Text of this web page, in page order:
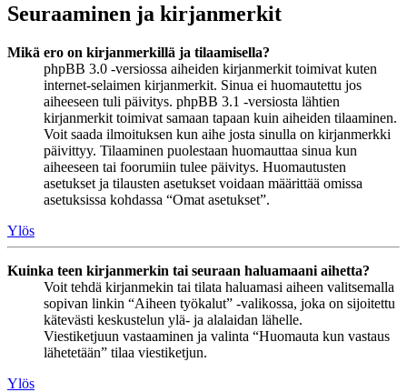
Seuraaminen ja kirjanmerkit
Mikä ero on kirjanmerkillä ja tilaamisella?
phpBB 3.0 -versiossa aiheiden kirjanmerkit toimivat kuten
internet-selaimen kirjanmerkit. Sinua ei huomautettu jos
aiheeseen tuli päivitys. phpBB 3.1 -versiosta lähtien
kirjanmerkit toimivat samaan tapaan kuin aiheiden tilaaminen.
Voit saada ilmoituksen kun aihe josta sinulla on kirjanmerkki
päivittyy. Tilaaminen puolestaan huomauttaa sinua kun
aiheeseen tai foorumiin tulee päivitys. Huomautusten
asetukset ja tilausten asetukset voidaan määrittää omissa
asetuksissa kohdassa “Omat asetukset”.
Ylös
Kuinka teen kirjanmerkin tai seuraan haluamaani aihetta?
Voit tehdä kirjanmekin tai tilata haluamasi aiheen valitsemalla
sopivan linkin “Aiheen työkalut” -valikossa, joka on sijoitettu
kätevästi keskustelun ylä- ja alalaidan lähelle.
Viestiketjuun vastaaminen ja valinta “Huomauta kun vastaus
lähetetään” tilaa viestiketjun.
Ylös